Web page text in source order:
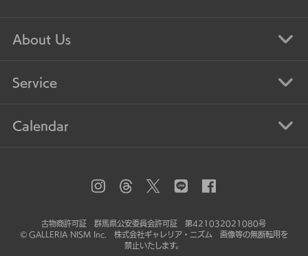
About Us
Service
Calendar
古物商許可証 群馬県公安委員会許可証 第421032021080号
© GALLERIA NISM Inc. 株式会社ギャレリア・ニズム 画像等の無断転用を
禁止いたします。